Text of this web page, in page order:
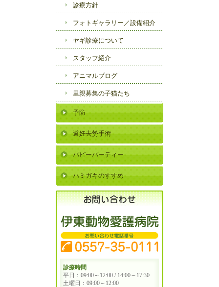
診療方針
フォトギャラリー／設備紹介
ヤギ診療について
スタッフ紹介
アニマルブログ
里親募集の子猫たち
予防
避妊去勢手術
パピーパーティー
ハミガキのすすめ
診療時間
平日：09:00～12:00 / 14:00～17:30
土曜日：09:00～12:00